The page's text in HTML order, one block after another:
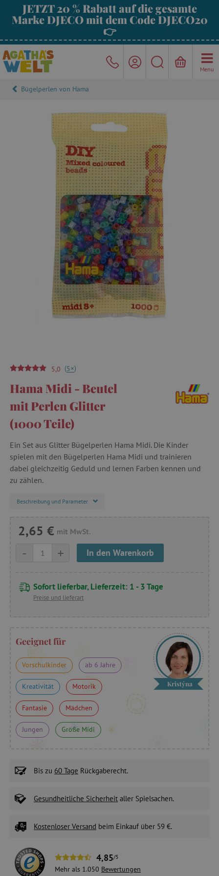
JETZT 20 % Rabatt auf die gesamte
Marke DJECO mit dem Code DJECO20
👉
Menu
Bügelperlen von Hama
5,0 (5+)
Hama Midi - Beutel
mit Perlen Glitter
(1000 Teile)
Ein Set aus Glitter Bügelperlen Hama Midi. Die Kinder
spielen mit den Bügelperlen Hama Midi und trainieren
dabei gleichzeitig Geduld und lernen Farben kennen und
zu zählen.
Beschreibung und Parameter
2,65 € mit MwSt.
+
- In den Warenkorb
Sofort lieferbar, Lieferzeit: 1 - 3 Tage
Preise und lieferart
Geeignet für
Vorschulkinder ab 6 Jahre
Kreativität Motorik
Fantasie Mädchen
Jungen Größe Midi
Kristýna
Bis zu 60 Tage Rückgaberecht.
Gesundheitliche Sicherheit aller Spielsachen.
Kostenloser Versand beim Einkauf über 59 €.
4,85/5
Mehr als 1.050 Bewertungen